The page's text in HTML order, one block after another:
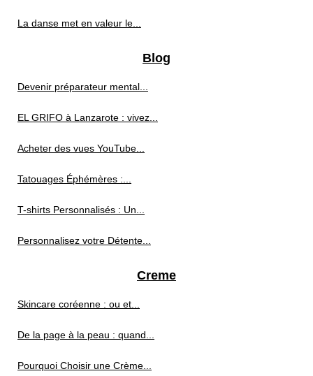
La danse met en valeur le...
Blog
Devenir préparateur mental...
EL GRIFO à Lanzarote : vivez...
Acheter des vues YouTube...
Tatouages Éphémères :...
T-shirts Personnalisés : Un...
Personnalisez votre Détente...
Creme
Skincare coréenne : ou et...
De la page à la peau : quand...
Pourquoi Choisir une Crème...